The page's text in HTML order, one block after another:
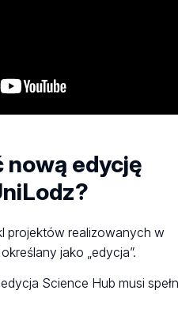
nową edycję
projektów realizowanych w
jako „edycja”.
Science Hub musi